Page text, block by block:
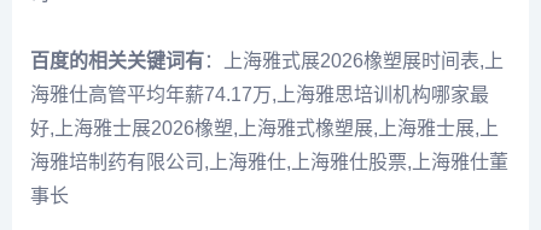
百度的相关关键词有：上海雅式展2026橡塑展时间表,上
海雅仕高管平均年薪74.17万,上海雅思培训机构哪家最
好,上海雅士展2026橡塑,上海雅式橡塑展,上海雅士展,上
海雅培制药有限公司,上海雅仕,上海雅仕股票,上海雅仕董
事长